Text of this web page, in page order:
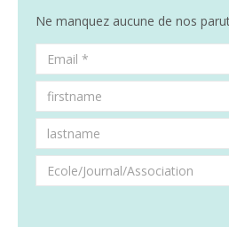
Ne manquez aucune de nos